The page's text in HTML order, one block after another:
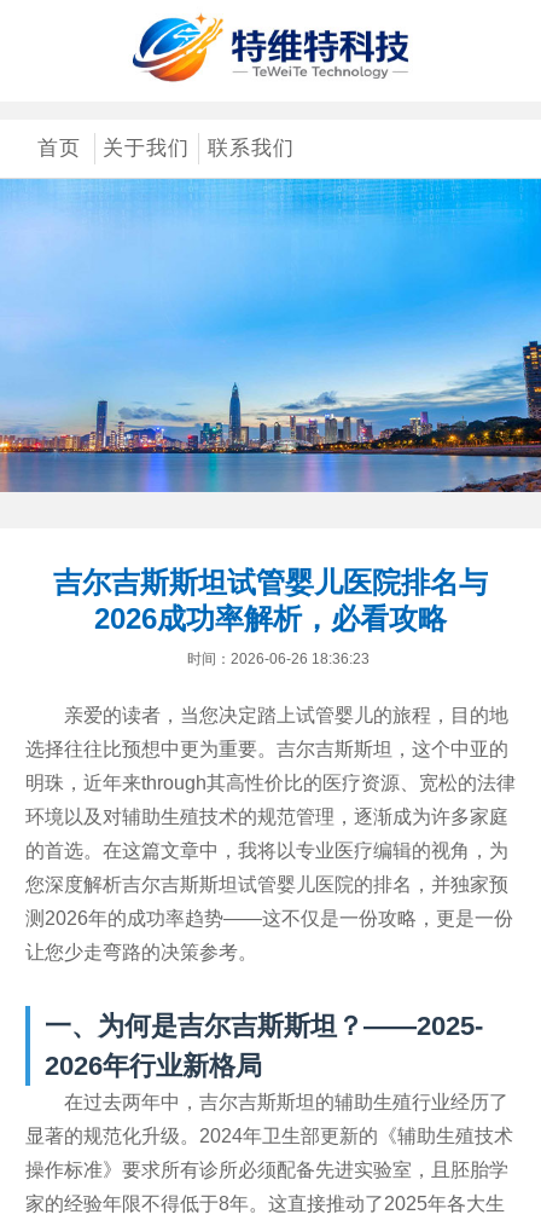
首页 关于我们 联系我们
吉尔吉斯斯坦试管婴儿医院排名与
2026成功率解析，必看攻略
时间：2026-06-26 18:36:23
亲爱的读者，当您决定踏上试管婴儿的旅程，目的地
选择往往比预想中更为重要。吉尔吉斯斯坦，这个中亚的
明珠，近年来through其高性价比的医疗资源、宽松的法律
环境以及对辅助生殖技术的规范管理，逐渐成为许多家庭
的首选。在这篇文章中，我将以专业医疗编辑的视角，为
您深度解析吉尔吉斯斯坦试管婴儿医院的排名，并独家预
测2026年的成功率趋势——这不仅是一份攻略，更是一份
让您少走弯路的决策参考。
一、为何是吉尔吉斯斯坦？——2025-
2026年行业新格局
在过去两年中，吉尔吉斯斯坦的辅助生殖行业经历了
显著的规范化升级。2024年卫生部更新的《辅助生殖技术
操作标准》要求所有诊所必须配备先进实验室，且胚胎学
家的经验年限不得低于8年。这直接推动了2025年各大生